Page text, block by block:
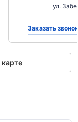
ул.
Заказать звонок
карте